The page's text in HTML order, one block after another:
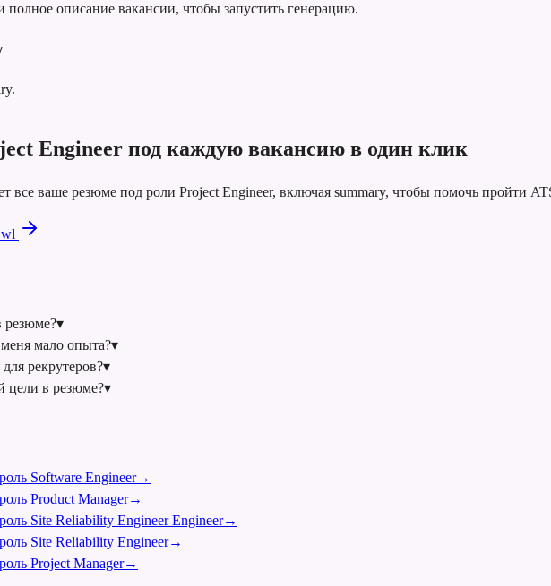
полное описание вакансии, чтобы запустить генерацию.
Engineer под каждую вакансию в один клик
все ваше резюме под роли Project Engineer, включая summary, чтобы помочь пройти
резюме?▾
мало опыта?▾
рекрутеров?▾
цели в резюме?▾
Software Engineer→
Product Manager→
Site Reliability Engineer Engineer→
Site Reliability Engineer→
Project Manager→